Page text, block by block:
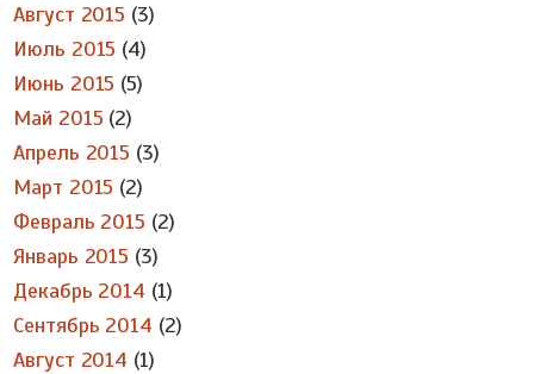
Август 2015 (3)
Июль 2015 (4)
Июнь 2015 (5)
Май 2015 (2)
Апрель 2015 (3)
Март 2015 (2)
Февраль 2015 (2)
Январь 2015 (3)
Декабрь 2014 (1)
Сентябрь 2014 (2)
Август 2014 (1)